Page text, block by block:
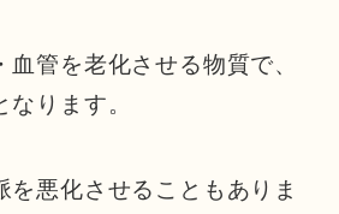
管を老化させる物質で、
ります。
を悪化させることもありま